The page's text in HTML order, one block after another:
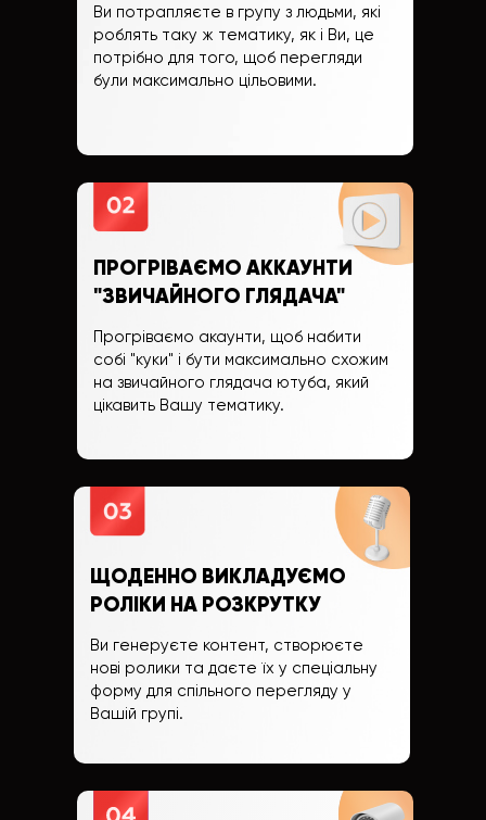
Ви потрапляєте в групу з людьми, які
роблять таку ж тематику, як і Ви, це
потрібно для того, щоб перегляди
були максимально цільовими.
Ви генеруєте контент, створюєте
нові ролики та даєте їх у спеціальну
форму для спільного перегляду у
Вашій групі.
ЩОДЕННО ВИКЛАДУЄМО
РОЛІКИ НА РОЗКРУТКУ
Прогріваємо акаунти, щоб набити
собі "куки" і бути максимально схожим
на звичайного глядача ютуба, який
цікавить Вашу тематику.
ПРОГРІВАЄМО АККАУНТИ
"ЗВИЧАЙНОГО ГЛЯДАЧА"